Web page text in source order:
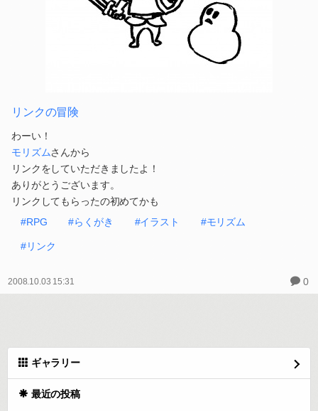
リンクの冒険
わーい！
モリズムさんから
リンクをしていただきましたよ！
ありがとうございます。
リンクしてもらったの初めてかも
#RPG
#らくがき #イラスト #モリズム
#リンク
2008.10.03 15:31 0
ギャラリー
最近の投稿